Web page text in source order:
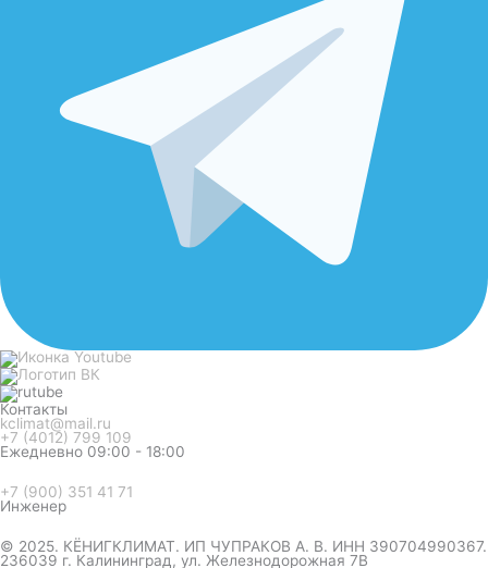
Контакты
kclimat@mail.ru
+7 (4012) 799 109
Ежедневно 09:00 - 18:00
+7 (900) 351 41 71
Инженер
© 2025. КЁНИГКЛИМАТ. ИП ЧУПРАКОВ А. В. ИНН 390704990367.
236039 г. Калининград, ул. Железнодорожная 7В